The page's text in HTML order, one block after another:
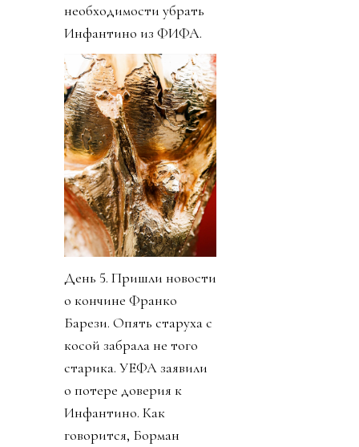
необходимости убрать
Инфантино из ФИФА.
День 5. Пришли новости
о кончине Франко
Барези. Опять старуха с
косой забрала не того
старика. УЕФА заявили
о потере доверия к
Инфантино. Как
говорится, Борман